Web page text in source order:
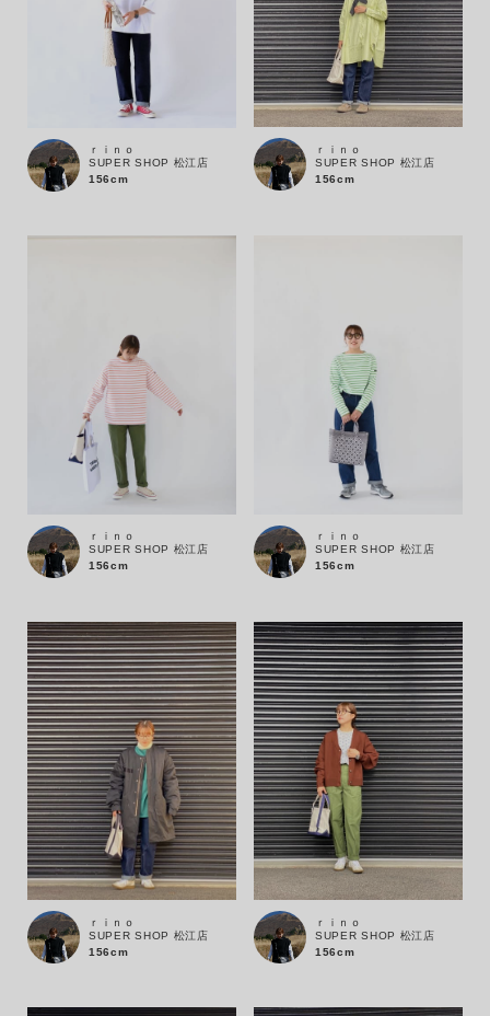
キーワード
性別
MENS LADIES KIDS
カテゴリ
サイズ
ブランド
ｒｉｎｏ
SUPER SHOP 松江店
156cm
ｒｉｎｏ
SUPER SHOP 松江店
156cm
ｒｉｎｏ
SUPER SHOP 松江店
156cm
ｒｉｎｏ
SUPER SHOP 松江店
156cm
ｒｉｎｏ
SUPER SHOP 松江店
156cm
ｒｉｎｏ
SUPER SHOP 松江店
156cm